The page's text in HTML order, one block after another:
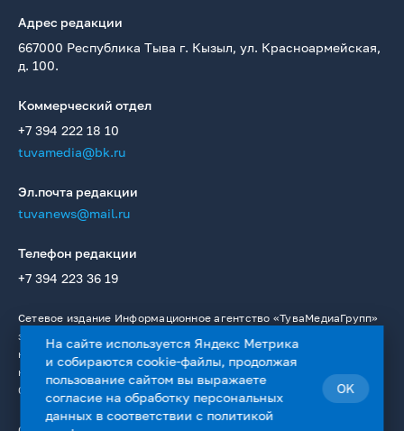
Адрес редакции
667000 Республика Тыва г. Кызыл, ул. Красноармейская,
д. 100.
Коммерческий отдел
+7 394 222 18 10
tuvamedia@bk.ru
Эл.почта редакции
tuvanews@mail.ru
Телефон редакции
+7 394 223 36 19
Сетевое издание Информационное агентство «ТуваМедиаГрупп»
зарегистрировано в качестве СМИ в Федеральной службе по
надзору в сфере связи, информационных технологий и массовых
коммуникаций. Регистрационный номер: Эл № ФС77 — 76336 от
02.08.2019.
На сайте используется Яндекс Метрика
и собираются cookie-файлы, продолжая
пользование сайтом вы выражаете
согласие наобработку персональных
данных в соответствии с политикой
OK